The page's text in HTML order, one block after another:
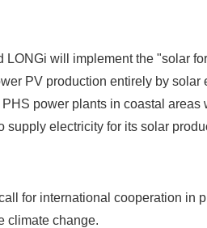
LONGi will implement the "solar
PV production entirely by solar
power plants in coastal areas
supply electricity for its solar
for international cooperation in
climate change.